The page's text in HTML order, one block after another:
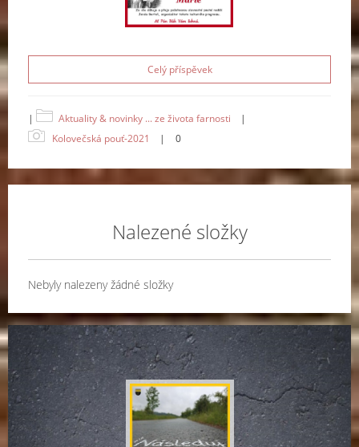
Celý příspěvek
| Aktuality & novinky ... ze života farnosti
|
Kolovečská pouť-2021
| 0
Nalezené složky
Nebyly nalezeny žádné složky